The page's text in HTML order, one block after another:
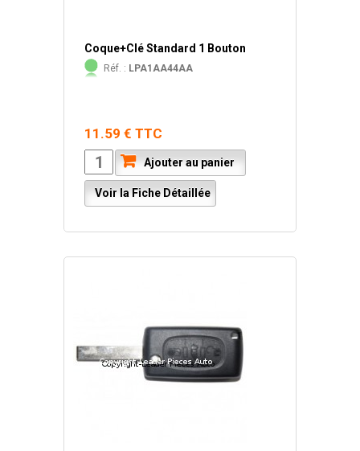
Coque+Clé Standard 1 Bouton
Réf. : LPA1AA44AA
11.59 € TTC
Ajouter au panier
Voir la Fiche Détaillée